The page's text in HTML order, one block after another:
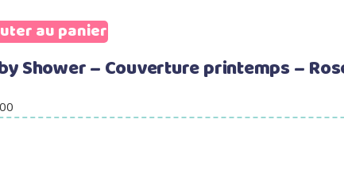
au panier
Shower – Couverture printemps –